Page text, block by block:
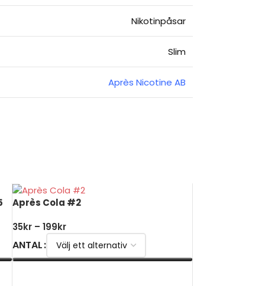
Nikotinpåsar
Slim
Après Nicotine AB
Après Cola #2
35kr – 199kr
ANTAL